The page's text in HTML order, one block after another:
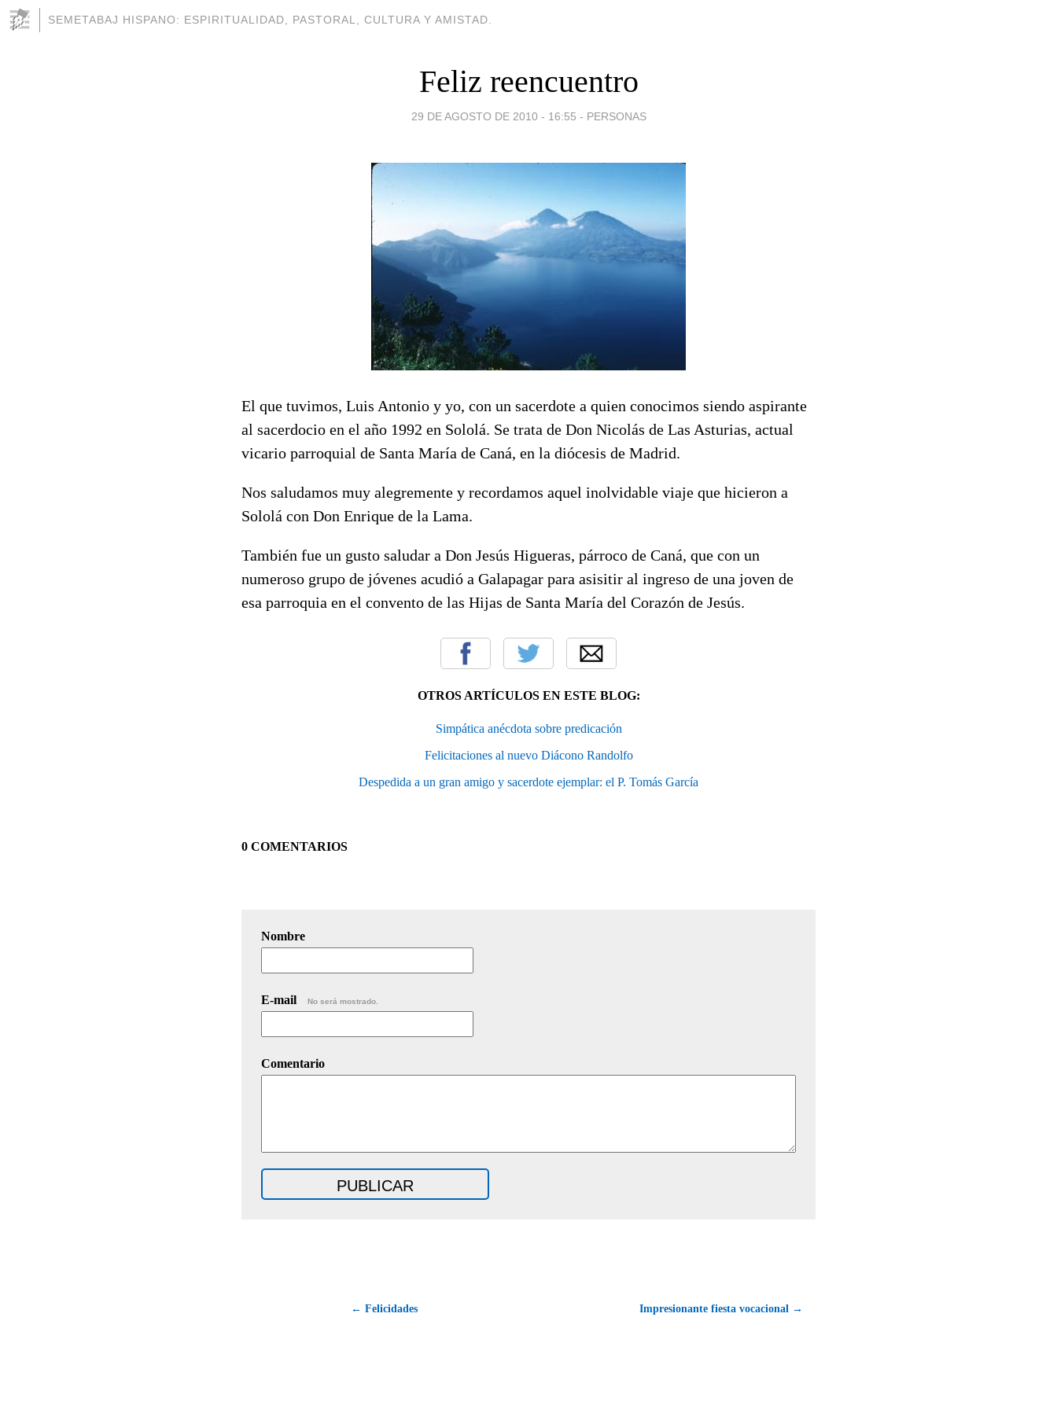
SEMETABAJ HISPANO: ESPIRITUALIDAD, PASTORAL, CULTURA Y AMISTAD.
Feliz reencuentro
29 DE AGOSTO DE 2010 - 16:55 - PERSONAS
El que tuvimos, Luis Antonio y yo, con un sacerdote a quien conocimos siendo aspirante
al sacerdocio en el año 1992 en Sololá. Se trata de Don Nicolás de Las Asturias, actual
vicario parroquial de Santa María de Caná, en la diócesis de Madrid.
Nos saludamos muy alegremente y recordamos aquel inolvidable viaje que hicieron a
Sololá con Don Enrique de la Lama.
También fue un gusto saludar a Don Jesús Higueras, párroco de Caná, que con un
numeroso grupo de jóvenes acudió a Galapagar para asisitir al ingreso de una joven de
esa parroquia en el convento de las Hijas de Santa María del Corazón de Jesús.
OTROS ARTÍCULOS EN ESTE BLOG:
Simpática anécdota sobre predicación
Felicitaciones al nuevo Diácono Randolfo
Despedida a un gran amigo y sacerdote ejemplar: el P. Tomás García
0 COMENTARIOS
Nombre
E-mail No será mostrado.
Comentario
← Felicidades Impresionante fiesta vocacional →